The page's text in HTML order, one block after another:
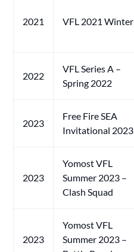
2021 VFL 2021 Winter
2022
VFL Series A –
Spring 2022
2023
Free Fire SEA
Invitational 2023
2023
Yomost VFL
Summer 2023 –
Clash Squad
2023
Yomost VFL
Summer 2023 –